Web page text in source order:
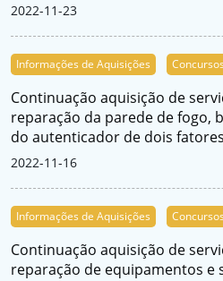
2022-11-23
Informações de Aquisições
Continuação aquisição de
reparação da parede de fogo,
do autenticador de dois fatores
2022-11-16
Informações de Aquisições
Continuação aquisição de
reparação de equipamentos e